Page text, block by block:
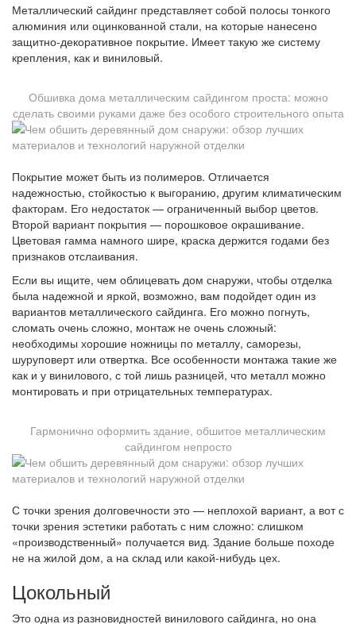
Металлический сайдинг представляет собой полосы тонкого
алюминия или оцинкованной стали, на которые нанесено
защитно-декоративное покрытие. Имеет такую же систему
крепления, как и виниловый.
Обшивка дома металлическим сайдингом проста: можно
сделать своими руками даже без особого строительного опыта
Покрытие может быть из полимеров. Отличается
надежностью, стойкостью к выгоранию, другим климатическим
факторам. Его недостаток — ограниченный выбор цветов.
Второй вариант покрытия — порошковое окрашивание.
Цветовая гамма намного шире, краска держится годами без
признаков отслаивания.
Если вы ищите, чем облицевать дом снаружи, чтобы отделка
была надежной и яркой, возможно, вам подойдет один из
вариантов металлического сайдинга. Его можно погнуть,
сломать очень сложно, монтаж не очень сложный:
необходимы хорошие ножницы по металлу, саморезы,
шуруповерт или отвертка. Все особенности монтажа такие же
как и у винилового, с той лишь разницей, что металл можно
монтировать и при отрицательных температурах.
Гармонично оформить здание, обшитое металлическим
сайдингом непросто
С точки зрения долговечности это — неплохой вариант, а вот с
точки зрения эстетики работать с ним сложно: слишком
«производственный» получается вид. Здание больше походе
не на жилой дом, а на склад или какой-нибудь цех.
Цокольный
Это одна из разновидностей винилового сайдинга, но она